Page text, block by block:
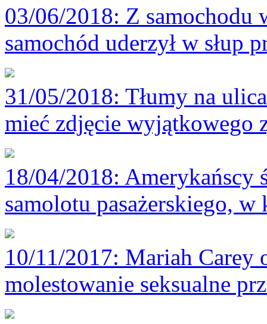
03/06/2018: Z samochodu
samochód uderzył w słup
31/05/2018: Tłumy na
mieć zdjęcie wyjątkowego
18/04/2018: Amerykańscy
samolotu pasażerskiego,
10/11/2017: Mariah Carey
molestowanie seksualne